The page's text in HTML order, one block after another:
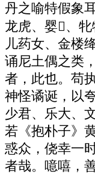
丹之喻特假象
龙虎、婴、
儿药女、金楼
诵尼土偶之类
者，此也。苟
神怪谲诞，以
少君、乐大、
若《抱朴子》
惑众，侥幸一
者哉。噫嘻，